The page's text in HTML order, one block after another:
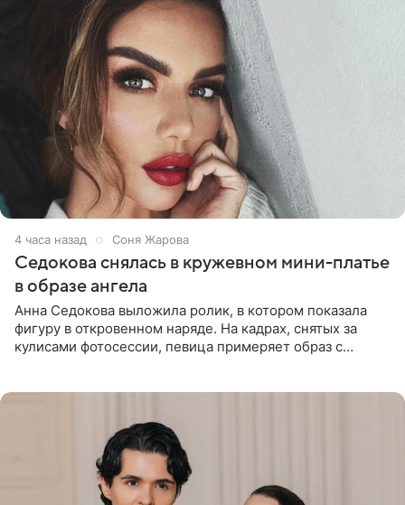
4 часа назад Соня Жарова
Седокова снялась в кружевном мини-платье
в образе ангела
Анна Седокова выложила ролик, в котором показала
фигуру в откровенном наряде. На кадрах, снятых за
кулисами фотосессии, певица примеряет образ с